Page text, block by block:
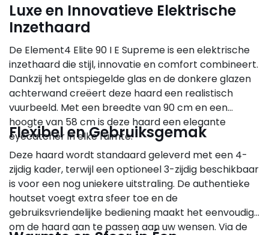
Luxe en Innovatieve Elektrische
Inzethaard
De Element4 Elite 90 I E Supreme is een elektrische
inzethaard die stijl, innovatie en comfort combineert.
Dankzij het ontspiegelde glas en de donkere glazen
achterwand creëert deze haard een realistisch
vuurbeeld. Met een breedte van 90 cm en een
hoogte van 58 cm is deze haard een elegante
eyecatcher in elke ruimte.
Flexibel en Gebruiksgemak
Deze haard wordt standaard geleverd met een 4-
zijdig kader, terwijl een optioneel 3-zijdig beschikbaar
is voor een nog uniekere uitstraling. De authentieke
houtset voegt extra sfeer toe en de
gebruiksvriendelijke bediening maakt het eenvoudig
om de haard aan te passen aan uw wensen. Via de